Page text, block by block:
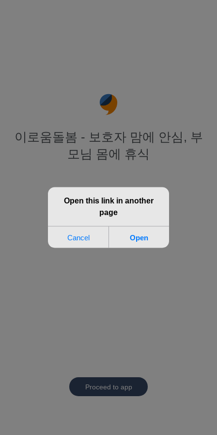
이로움돌봄 - 보호자 맘에 안심, 부
모님 몸에 휴식
Proceed to app